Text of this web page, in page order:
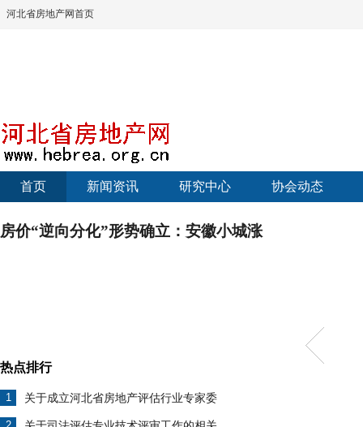
河北省房地产网首页
首页 新闻资讯 研究中心 协会动态
房价“逆向分化”形势确立：安徽小城涨
热点排行
1 关于成立河北省房地产评估行业专家委